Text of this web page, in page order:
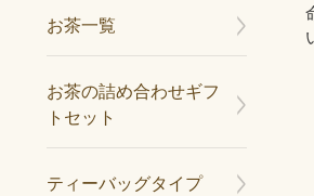
お茶一覧
お茶の詰め合わせギフ
トセット
ティーバッグタイプ